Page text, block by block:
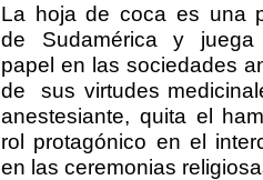
La hoja de coca es una
de Sudamérica y juega
papel en las sociedades
de sus virtudes
anestesiante, quita el
rol protagónico en el
en las ceremonias